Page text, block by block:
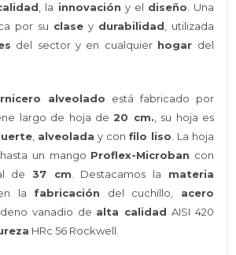
, la innovación y el diseño. Una
por su clasey durabilidad, utilizada
del sector y en cualquier hogar del
alveolado está fabricado por
largo de hoja de20 cm., su hoja es
, alveolada y con filo liso. La hoja
un mango Proflex-Microban con
de 37 cm. Destacamos la materia
la fabricación del cuchillo, acero
vanadio de alta calidad AISI 420
HRc 56 Rockwell.